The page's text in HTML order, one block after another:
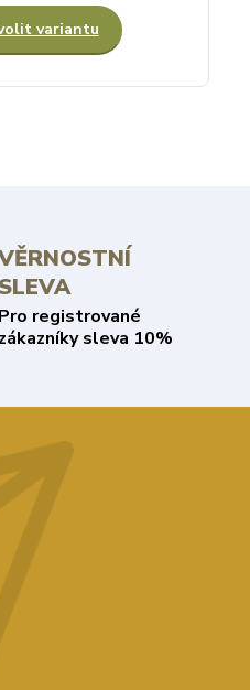
variantu
SLEVA
Pro registrované
zákazníky sleva 10%